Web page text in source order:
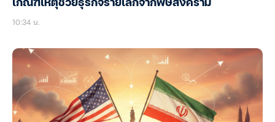
เกณฑ์เหตุช่วยธุรกิจรายเล็กจากพิษสงคราม
10:34 น.